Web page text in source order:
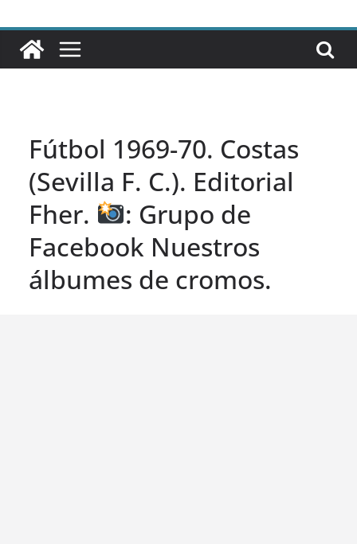
Fútbol 1969-70. Costas
(Sevilla F. C.). Editorial
Fher.
: Grupo de
Facebook Nuestros
álbumes de cromos.